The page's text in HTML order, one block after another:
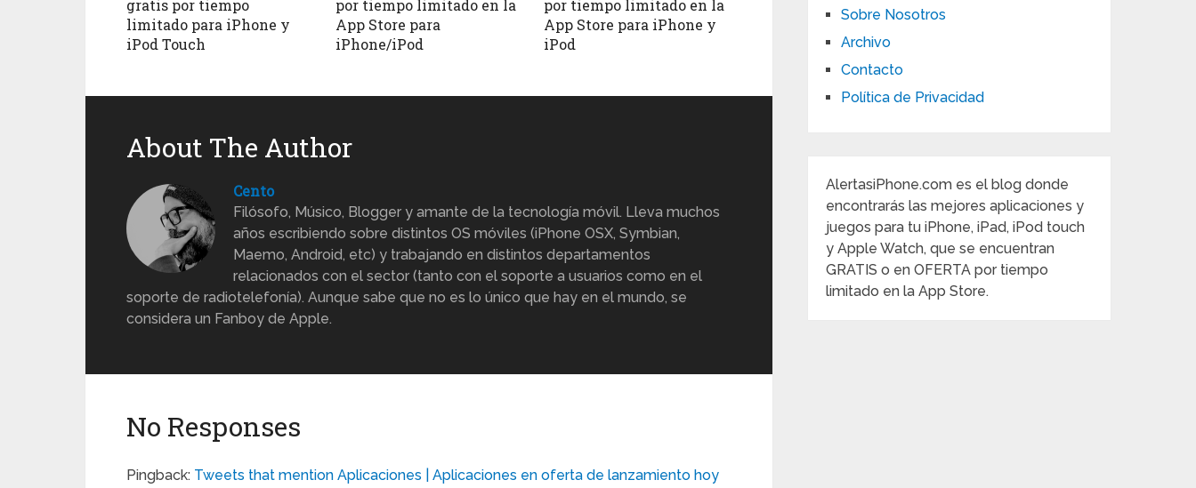
gratis por tiempo
limitado para iPhone y
iPod Touch
por tiempo limitado en la
App Store para
iPhone/iPod
por tiempo limitado en la
App Store para iPhone y
iPod
About The Author
Cento
Filósofo, Músico, Blogger y amante de la tecnología móvil. Lleva muchos
años escribiendo sobre distintos OS móviles (iPhone OSX, Symbian,
Maemo, Android, etc) y trabajando en distintos departamentos
relacionados con el sector (tanto con el soporte a usuarios como en el
soporte de radiotelefonía). Aunque sabe que no es lo único que hay en el mundo, se
considera un Fanboy de Apple.
No Responses
Pingback: Tweets that mention Aplicaciones | Aplicaciones en oferta de lanzamiento hoy
Sobre Nosotros
Archivo
Contacto
Política de Privacidad
AlertasiPhone.com es el blog donde
encontrarás las mejores aplicaciones y
juegos para tu iPhone, iPad, iPod touch
y Apple Watch, que se encuentran
GRATIS o en OFERTA por tiempo
limitado en la App Store.